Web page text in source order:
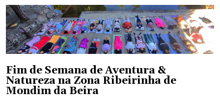
Fim de Semana de Aventura &
Natureza na Zona Ribeirinha de
Mondim da Beira